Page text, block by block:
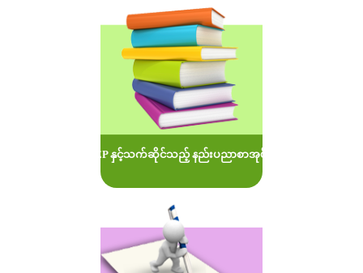
MOEP နှင့်သက်ဆိုင်သည့် နည်းပညာစာအုပ်များ